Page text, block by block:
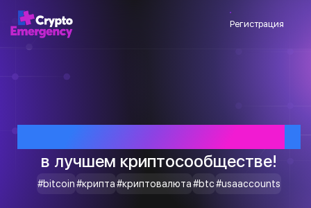
Регистрация
в лучшем криптосообществе!
#bitcoin#крипта#криптовалюта#btc#usaaccounts